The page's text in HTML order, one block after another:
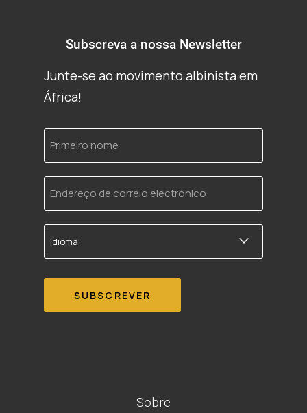
Subscreva a nossa Newsletter
Junte-se ao movimento albinista em
África!
Primeiro
nome
Endereço
de
correio
electrónico
Idioma
Sobre